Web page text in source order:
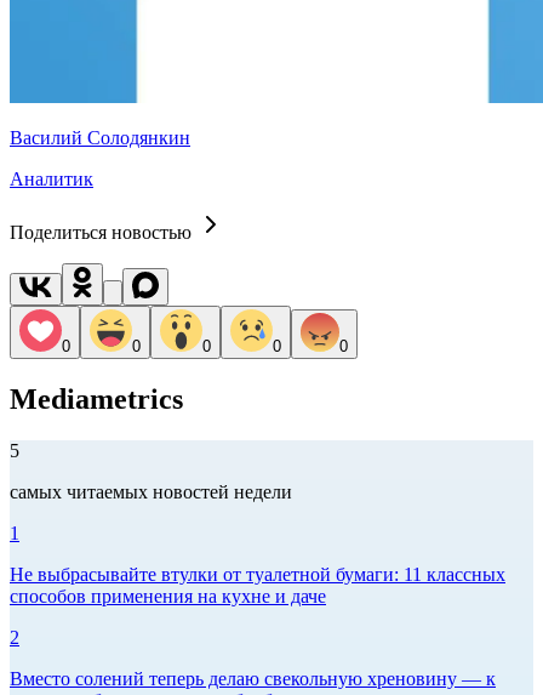
Василий Солодянкин
Аналитик
Поделиться новостью
0 0 0 0 0
Mediametrics
5
самых читаемых новостей недели
1
Не выбрасывайте втулки от туалетной бумаги: 11 классных
способов применения на кухне и даче
2
Вместо солений теперь делаю свекольную хреновину — к